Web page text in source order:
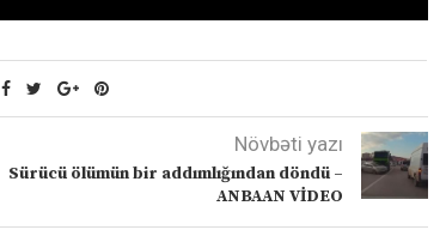
Növbəti yazı
Sürücü ölümün bir addımlığından döndü –
ANBAAN VİDEO